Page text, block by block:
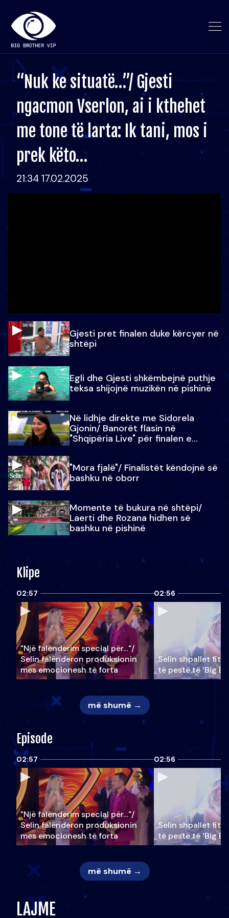
“Nuk ke situatë…”/ Gjesti
ngacmon Vserlon, ai i kthehet
me tone të larta: Ik tani, mos i
prek këto…
21:34 17.02.2025
Gjesti pret finalen duke kërcyer në
shtëpi
Egli dhe Gjesti shkëmbejnë puthje
teksa shijojnë muzikën në pishinë
Në lidhje direkte me Sidorela
Gjonin/ Banorët flasin në
"Shqipëria Live" për finalen e
"Mora fjalë"/ Finalistët këndojnë së
bashku në oborr
Momente të bukura në shtëpi/
Laerti dhe Rozana hidhen së
bashku në pishinë
Klipe
02:57
"Një falenderim special për…"/
Selin falënderon produksionin
mes emocionesh të forta
02:56
Selin shpallet
të pestë të ‘Big
më shumë →
Episode
02:57
"Një falenderim special për…"/
Selin falënderon produksionin
mes emocionesh të forta
02:56
Selin shpallet
të pestë të ‘Big
më shumë →
LAJME